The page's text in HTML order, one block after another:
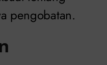
pengobatan.